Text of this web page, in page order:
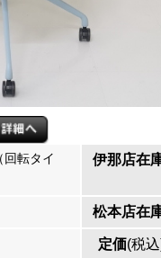
回転タイ
伊那店在
松本店在
定価(税